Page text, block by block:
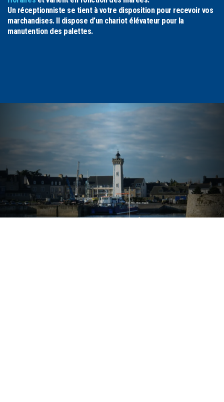
Un réceptionniste se tient à votre disposition pour recevoir vos
marchandises. Il dispose d’un chariot élévateur pour la
manutention des palettes.